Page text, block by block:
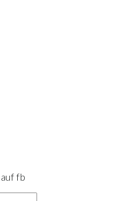
fb